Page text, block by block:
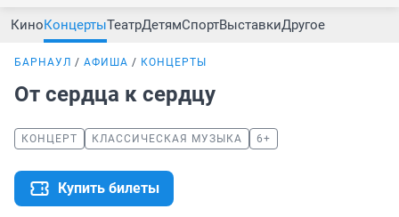
КиноКонцертыТеатрДетямСпортВыставкиДругое
БАРНАУЛ АФИША КОНЦЕРТЫ
От сердца к сердцу
КОНЦЕРТ КЛАССИЧЕСКАЯ МУЗЫКА 6+
Купить билеты